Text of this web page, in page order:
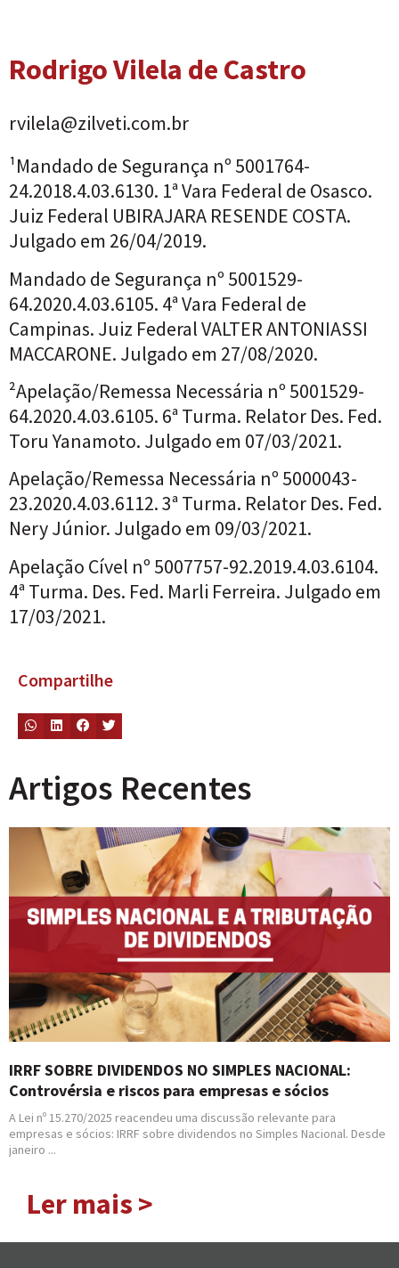
Rodrigo Vilela de Castro
rvilela@zilveti.com.br
¹Mandado de Segurança nº 5001764-
24.2018.4.03.6130. 1ª Vara Federal de Osasco.
Juiz Federal UBIRAJARA RESENDE COSTA.
Julgado em 26/04/2019.
Mandado de Segurança nº 5001529-
64.2020.4.03.6105. 4ª Vara Federal de
Campinas. Juiz Federal VALTER ANTONIASSI
MACCARONE. Julgado em 27/08/2020.
²Apelação/Remessa Necessária nº 5001529-
64.2020.4.03.6105. 6ª Turma. Relator Des. Fed.
Toru Yanamoto. Julgado em 07/03/2021.
Apelação/Remessa Necessária nº 5000043-
23.2020.4.03.6112. 3ª Turma. Relator Des. Fed.
Nery Júnior. Julgado em 09/03/2021.
Apelação Cível nº 5007757-92.2019.4.03.6104.
4ª Turma. Des. Fed. Marli Ferreira. Julgado em
17/03/2021.
Compartilhe
Artigos Recentes
IRRF SOBRE DIVIDENDOS NO SIMPLES NACIONAL:
Controvérsia e riscos para empresas e sócios
A Lei nº 15.270/2025 reacendeu uma discussão relevante para
empresas e sócios: IRRF sobre dividendos no Simples Nacional. Desde
janeiro ...
Ler mais >